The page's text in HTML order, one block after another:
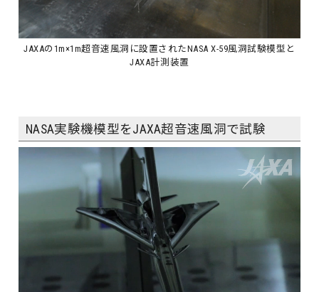
JAXAの1m×1m超音速風洞に設置されたNASA X-59風洞試験模型と
JAXA計測装置
NASA実験機模型をJAXA超音速風洞で試験